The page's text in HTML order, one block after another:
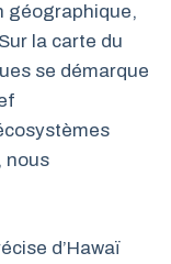
géographique,
la carte du
se démarque
nous
d’Hawaï